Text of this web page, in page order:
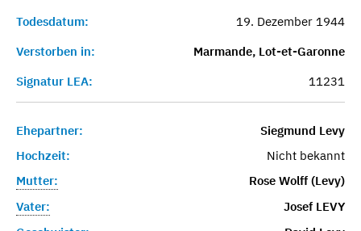
Todesdatum:
19. Dezember 1944
Verstorben in:
Marmande, Lot-et-Garonne
Signatur LEA:
11231
Ehepartner:
Siegmund Levy
Hochzeit:
Nicht bekannt
Mutter:
Rose Wolff (Levy)
Vater:
Josef LEVY